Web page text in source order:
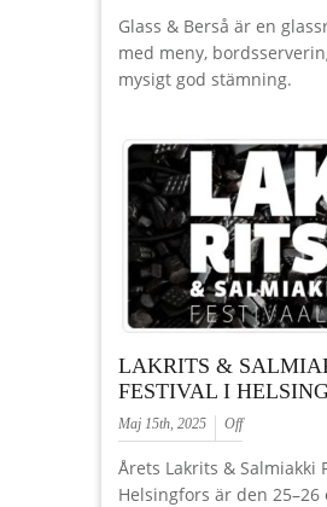
Glass & Berså är en
med meny,
mysigt god stämning.
LAKRITS &
FESTIVAL I
Maj 15th, 2025 Off
Årets Lakrits & Salmiakki
Helsingfors är den 25–26